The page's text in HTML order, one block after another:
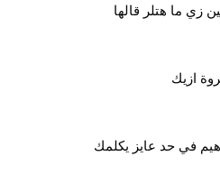
زي ما هتلر قالها
ازيك
في حد عايز يكلمك